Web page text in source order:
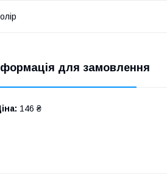
для замовлення
146 ₴